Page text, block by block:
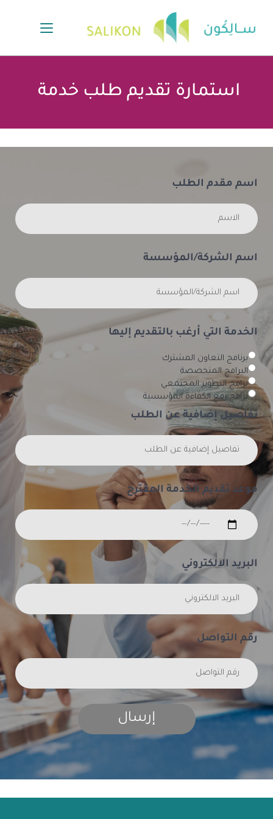
استمارة تقديم طلب خدمة
اسم مقدم الطلب
اسم الشركة/المؤسسة
الخدمة التي أرغب بالتقديم إليها
برنامج التعاون المشترك
البرامج المتخصصة
برامج التطوير المجتمعي
برامج رفع الكفاءة المؤسسية
تفاصيل إضافية عن الطلب
موعد تقديم الخدمة المقترح
البريد الالكتروني
رقم التواصل
إرسال